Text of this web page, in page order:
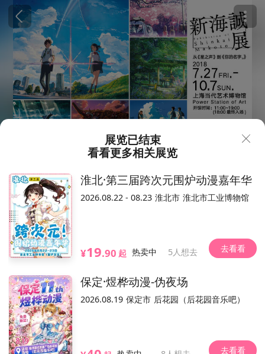
新海诚展 从《星之声》到《你的名字》
上海站
2018.07.27-10.07（以现场为准）
1.5万人想去
上海当代艺术博物馆
条件退(可自助) 电子票/兑换票
活动介绍
展览已结束
看看更多相关展览
淮北·第三届跨次元围炉动漫嘉年华
2026.08.22 - 08.23 淮北市 淮北市工业博物馆
¥19.90 起 热卖中 5人想去 去看看
保定·煜桦动漫-伪夜场
2026.08.19 保定市 后花园（后花园音乐吧）
去看看